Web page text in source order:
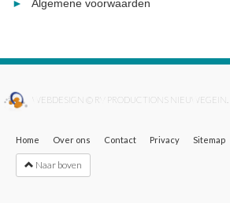
Algemene voorwaarden
WEBDESIGN © RV PRODUCTIONS NIEUWEGEIN.
Home Over ons Contact Privacy Sitemap
Naar boven